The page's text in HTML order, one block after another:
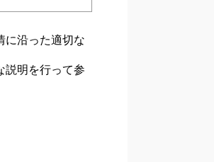
に沿った適切な
説明を行って参